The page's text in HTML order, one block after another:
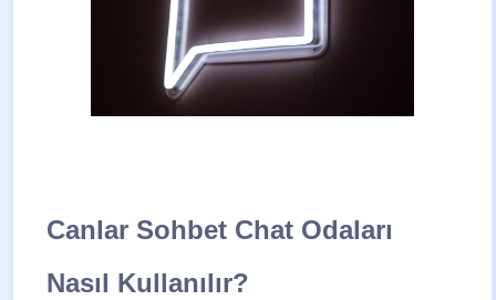
Canlar Sohbet Chat Odaları
Nasıl Kullanılır?